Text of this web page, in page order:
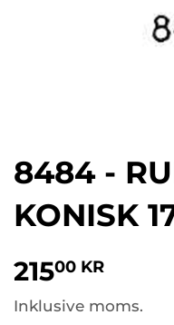
8484 -
KONISK
21500 KR
KR
Inklusive moms.